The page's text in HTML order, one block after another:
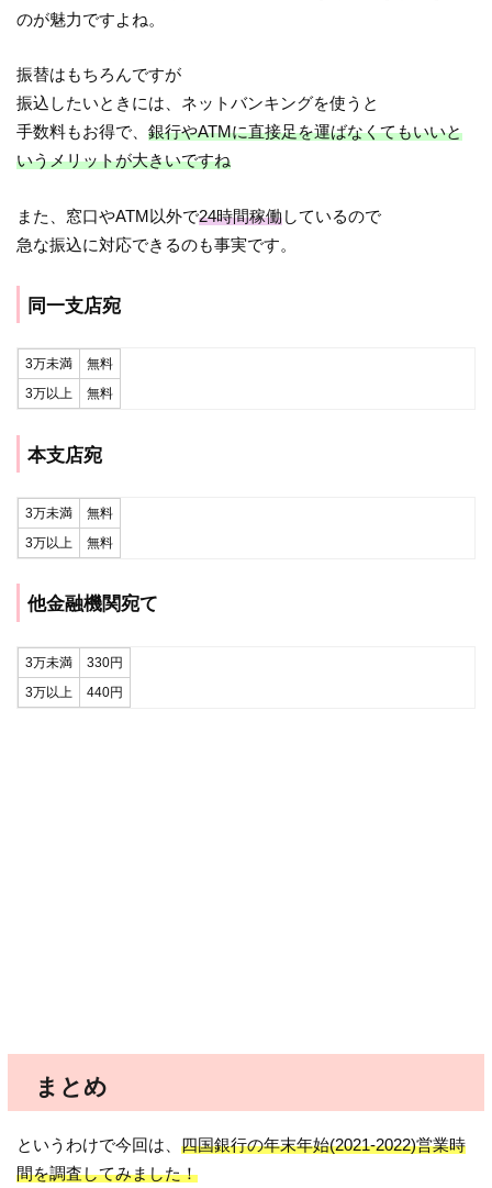
のが魅力ですよね。
振替はもちろんですが
振込したいときには、ネットバンキングを使うと
手数料もお得で、銀行やATMに直接足を運ばなくてもいいと
いうメリットが大きいですね
また、窓口やATM以外で24時間稼働しているので
急な振込に対応できるのも事実です。
同一支店宛
3万未満
無料
3万以上
無料
本支店宛
3万未満
無料
3万以上
無料
他金融機関宛て
3万未満
330円
3万以上
440円
まとめ
というわけで今回は、四国銀行の年末年始(2021-2022)営業時
間を調査してみました！